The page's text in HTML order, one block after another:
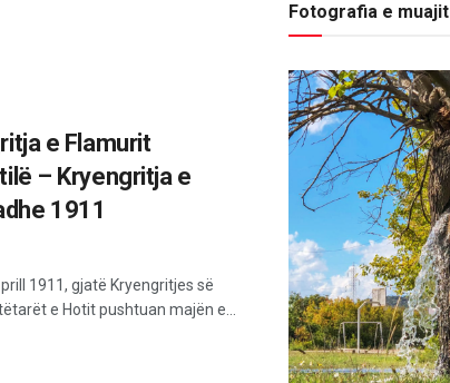
e Flamurit
– Kryengritja e
1911
1911, gjatë Kryengritjes së
e Hotit pushtuan majën e...
Fotografia e muajit